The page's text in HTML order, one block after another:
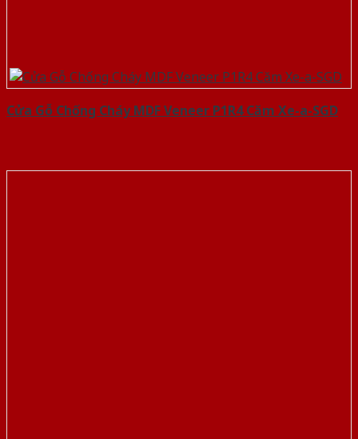
Cửa Gỗ Chống Cháy MDF Veneer P1R4 Căm Xe-a-SGD